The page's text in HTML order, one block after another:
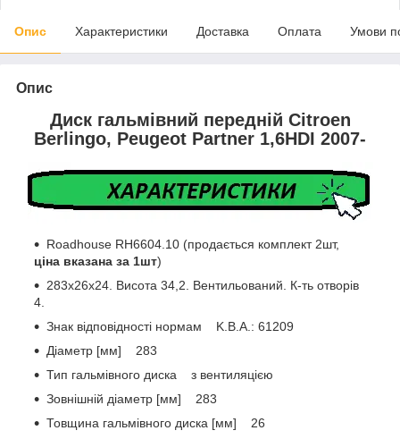
Опис Характеристики Доставка Оплата Умови
Опис
Диск гальмівний передній Citroen
Berlingo, Peugeot Partner 1,6HDI 2007-
Roadhouse RH6604.10 (продається комплект 2шт,
ціна вказана за 1шт)
283x26x24. Висота 34,2. Вентильований. К-ть отворів
4.
Знак відповідності нормам K.B.A.: 61209
Діаметр [мм] 283
Тип гальмівного диска з вентиляцією
Зовнішній діаметр [мм] 283
Товщина гальмівного диска [мм] 26